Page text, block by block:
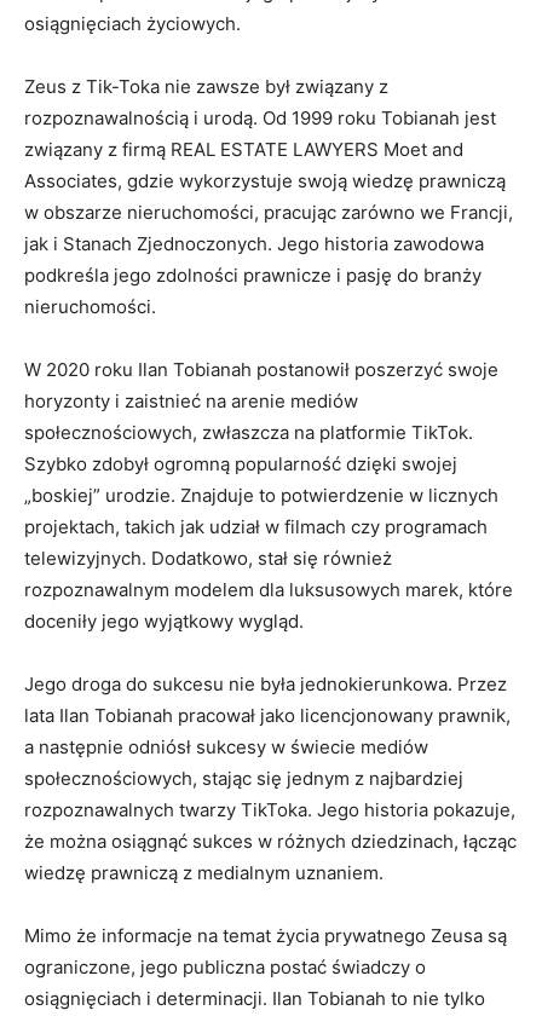
osiągnięciach życiowych.
Zeus z Tik-Toka nie zawsze był związany z
rozpoznawalnością i urodą. Od 1999 roku Tobianah jest
związany z firmą REAL ESTATE LAWYERS Moet and
Associates, gdzie wykorzystuje swoją wiedzę prawniczą
w obszarze nieruchomości, pracując zarówno we Francji,
jak i Stanach Zjednoczonych. Jego historia zawodowa
podkreśla jego zdolności prawnicze i pasję do branży
nieruchomości.
W 2020 roku Ilan Tobianah postanowił poszerzyć swoje
horyzonty i zaistnieć na arenie mediów
społecznościowych, zwłaszcza na platformie TikTok.
Szybko zdobył ogromną popularność dzięki swojej
„boskiej” urodzie. Znajduje to potwierdzenie w licznych
projektach, takich jak udział w filmach czy programach
telewizyjnych. Dodatkowo, stał się również
rozpoznawalnym modelem dla luksusowych marek, które
doceniły jego wyjątkowy wygląd.
Jego droga do sukcesu nie była jednokierunkowa. Przez
lata Ilan Tobianah pracował jako licencjonowany prawnik,
a następnie odniósł sukcesy w świecie mediów
społecznościowych, stając się jednym z najbardziej
rozpoznawalnych twarzy TikToka. Jego historia pokazuje,
że można osiągnąć sukces w różnych dziedzinach, łącząc
wiedzę prawniczą z medialnym uznaniem.
Mimo że informacje na temat życia prywatnego Zeusa są
ograniczone, jego publiczna postać świadczy o
osiągnięciach i determinacji. Ilan Tobianah to nie tylko